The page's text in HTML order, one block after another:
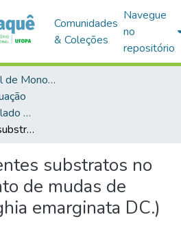
Comunidades
& Coleções
Navegue
no
repositório
Biblioteca Digital de Monografias (BDM)
IBEF - TCC - Bacharelado em Agronomia
Efeito de diferentes substratos no desenvolvimento de mudas de acerola (Malpighia emarginata DC.)
substratos no
de mudas de
emarginata DC.)